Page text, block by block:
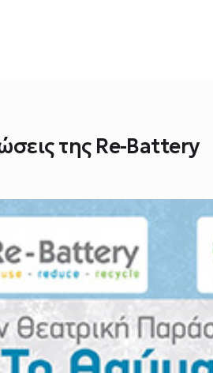
της Re-Battery